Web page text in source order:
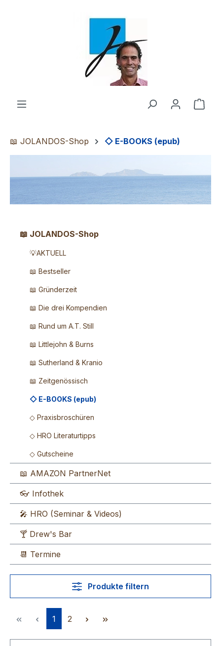
📖 JOLANDOS-Shop ◇ E-BOOKS (epub)
📖 JOLANDOS-Shop
💡AKTUELL
📖 Bestseller
📖 Gründerzeit
📖 Die drei Kompendien
📖 Rund um A.T. Still
📖 Littlejohn & Burns
📖 Sutherland & Kranio
📖 Zeitgenössisch
◇ E-BOOKS (epub)
◇ Praxisbroschüren
◇ HRO Literaturtipps
◇ Gutscheine
📖 AMAZON PartnerNet
👓 Infothek
🎤 HRO (Seminar & Videos)
🍸 Drew's Bar
📆 Termine
Produkte filtern
Seite
1 Seite
2